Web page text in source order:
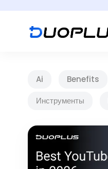
Ai Benefits
Инструменты